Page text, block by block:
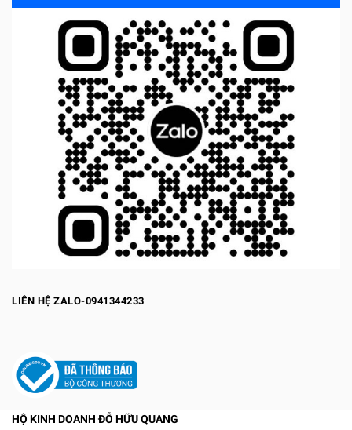
LIÊN HỆ ZALO-0941344233
HỘ KINH DOANH ĐỖ HỮU QUANG